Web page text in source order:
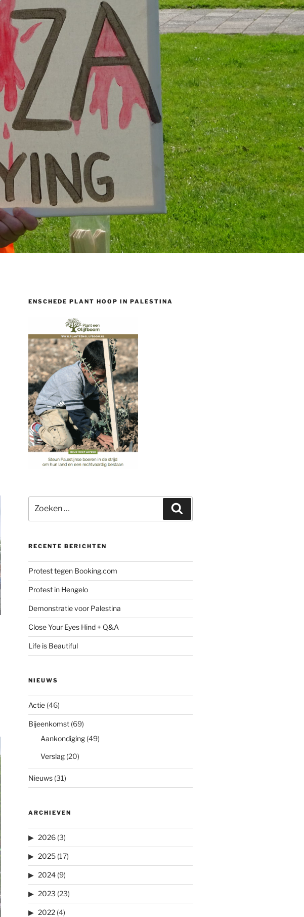
ENSCHEDE PLANT HOOP IN PALESTINA
naar:
RECENTE BERICHTEN
Protest tegen Booking.com
Protest in Hengelo
Demonstratie voor Palestina
Close Your Eyes Hind + Q&A
Life is Beautiful
NIEUWS
Actie(46)
Bijeenkomst(69)
Aankondiging(49)
Verslag(20)
Nieuws(31)
ARCHIEVEN
2026(3)
2025(17)
2024(9)
2023 (23)
2022(4)